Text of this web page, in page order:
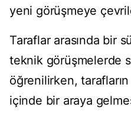
yeni görüşmeye
Taraflar arasında bir
teknik görüşmelerde
öğrenilirken,
içinde bir araya